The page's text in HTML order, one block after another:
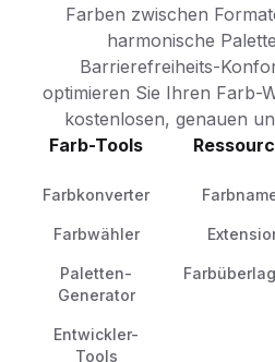
Farben zwischen
harmonische
Barrierefreiheits-
optimieren Sie Ihren Farb-
kostenlosen, genauen
Farb-Tools
Farbkonverter
Farbwähler
Paletten-
Generator
Entwickler-
Tools